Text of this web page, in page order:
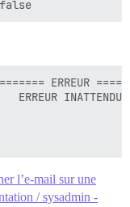
ERREUR
ERREUR INATTENDUE
l’e-mail sur une
/ sysadmin -